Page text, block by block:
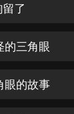
了
的三角眼
眼的故事